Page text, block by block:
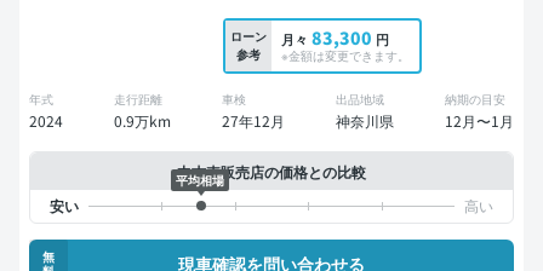
ローン
参考
月々 83,300 円
※金額は変更できます。
年式
2024
走行距離
0.9万km
車検
27年12月
出品地域
神奈川県
納期の目安
12月〜1月
中古車販売店の価格との比較
平均相場
無
現車確認を問い合わせる